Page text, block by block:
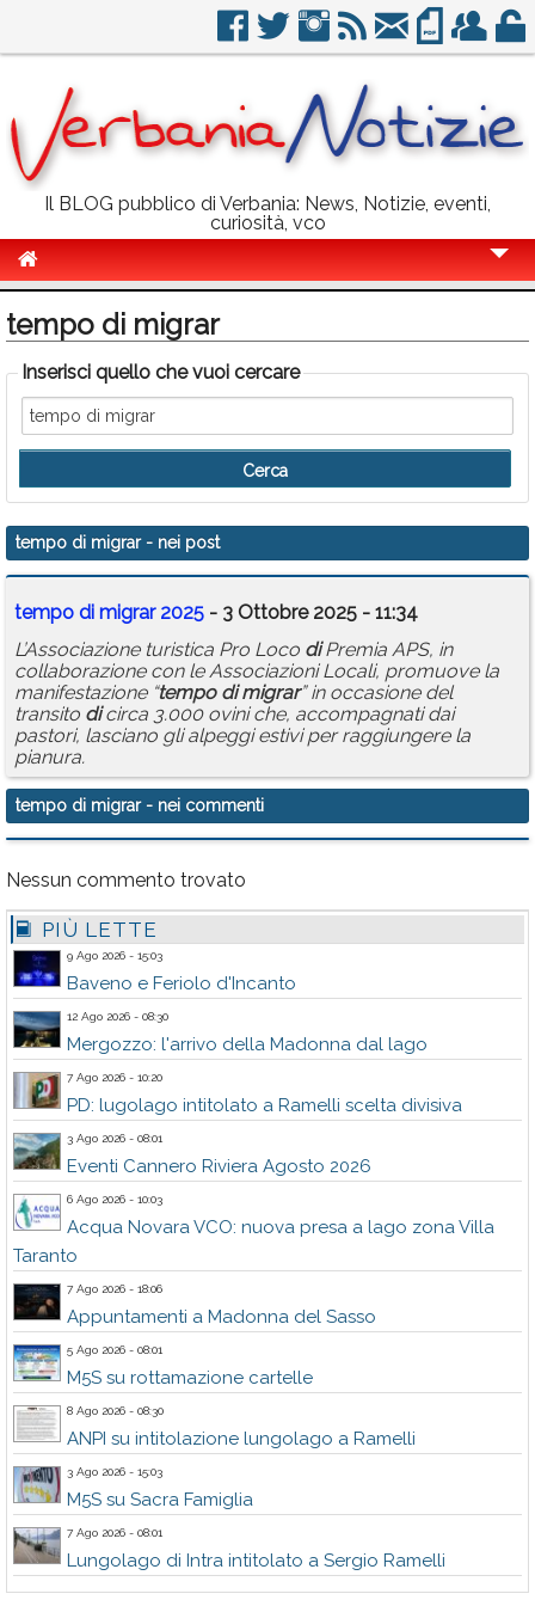
Il BLOG pubblico di Verbania: News, Notizie, eventi,
curiosità, vco
Politica
Sport
Eventi
Info Utili
Rubriche
Calendario
Annunci
tempo di migrar
Inserisci quello che vuoi cercare
tempo di migrar- nei post
tempo di migrar2025 - 3 Ottobre 2025 - 11:34
L’Associazione turistica Pro Loco diPremia APS, in
collaborazione con le Associazioni Locali, promuove la
manifestazione “tempo di migrar” in occasione del
transito dicirca 3.000 ovini che, accompagnati dai
pastori, lasciano gli alpeggi estivi per raggiungere la
pianura.
tempo di migrar- nei commenti
Nessun commento trovato
PIÙ LETTE
9 Ago 2026 - 15:03
Baveno e Feriolo d'Incanto
12 Ago 2026 - 08:30
Mergozzo: l'arrivo della Madonna dal lago
7 Ago 2026 - 10:20
PD: lugolago intitolato a Ramelli scelta divisiva
3 Ago 2026 - 08:01
Eventi Cannero Riviera Agosto 2026
6 Ago 2026 - 10:03
Acqua Novara VCO: nuova presa a lago zona Villa
Taranto
7 Ago 2026 - 18:06
Appuntamenti a Madonna del Sasso
5 Ago 2026 - 08:01
M5S su rottamazione cartelle
8 Ago 2026 - 08:30
ANPI su intitolazione lungolago a Ramelli
3 Ago 2026 - 15:03
M5S su Sacra Famiglia
7 Ago 2026 - 08:01
Lungolago di Intra intitolato a Sergio Ramelli